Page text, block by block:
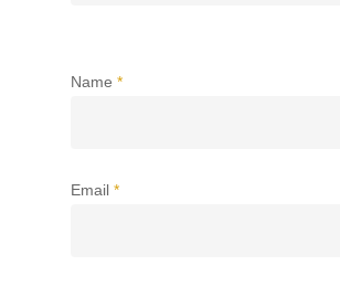
Name *
Email *